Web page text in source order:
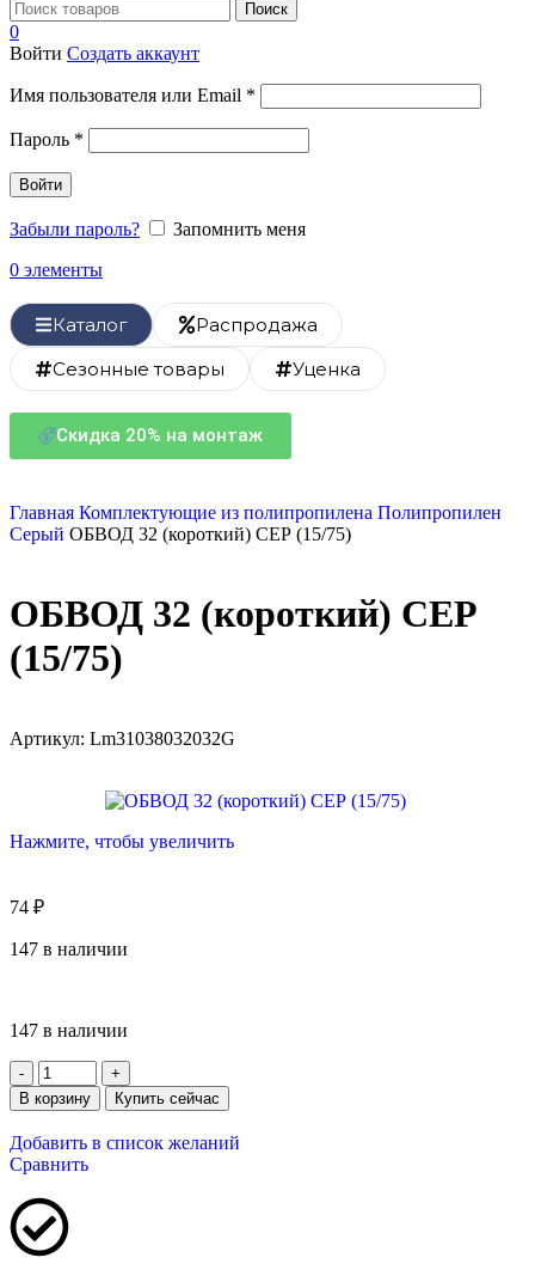
Поиск
0
Войти Создать аккаунт
Имя пользователя или Email *
Пароль *
Войти
Забыли пароль?
Запомнить меня
0 элементы
Каталог
Распродажа
Сезонные товары
Уценка
Скидка 20% на монтаж
Главная Комплектующие из полипропилена Полипропилен
Серый ОБВОД 32 (короткий) СЕР (15/75)
ОБВОД 32 (короткий) СЕР
(15/75)
Артикул: Lm31038032032G
Нажмите, чтобы увеличить
74 ₽
147 в наличии
147 в наличии
В корзину Купить сейчас
Добавить в список желаний
Сравнить